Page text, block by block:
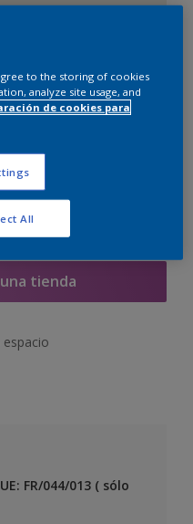
de pintura
de deseos
tienda
FR/044/013 ( sólo
to the storing of cookies
analyze site usage, and
de cookies para
All